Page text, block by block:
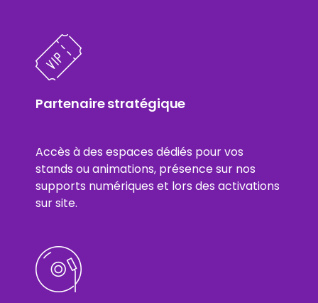
Partenaire stratégique
Accès à des espaces dédiés pour vos
stands ou animations, présence sur nos
supports numériques et lors des activations
sur site.